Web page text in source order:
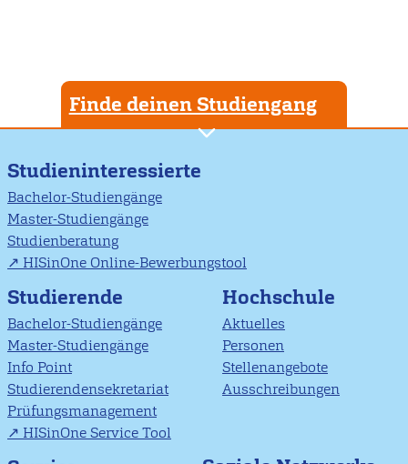
Finde deinen Studiengang
Studieninteressierte
Bachelor-Studiengänge
Master-Studiengänge
Studienberatung
HISinOne Online-Bewerbungstool
Studierende
Bachelor-Studiengänge
Master-Studiengänge
Info Point
Studierendensekretariat
Prüfungsmanagement
HISinOne Service Tool
Hochschule
Aktuelles
Personen
Stellenangebote
Ausschreibungen